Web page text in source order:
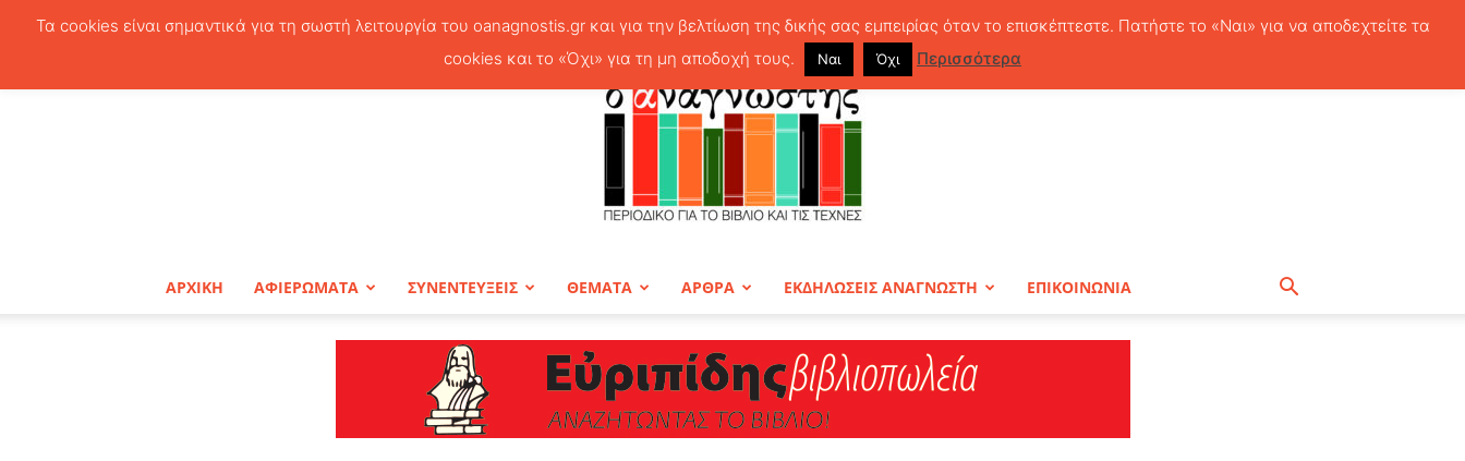
Παρασκευή, 7 Αυγούστου, 2026
ΑΡΧΙΚΗ ΑΦΙΕΡΩΜΑΤΑ ΣΥΝΕΝΤΕΥΞΕΙΣ ΘΕΜΑΤΑ ΑΡΘΡΑ ΕΚΔΗΛΩΣΕΙΣ ΑΝΑΓΝΩΣΤΗ ΕΠΙΚΟΙΝΩΝΙΑ
Τα cookies είναι σημαντικά για τη σωστή λειτουργία του oanagnostis.gr και για την βελτίωση της δικής σας εμπειρίας όταν το επισκέπτεστε. Πατήστε το «Ναι» για να αποδεχτείτε τα
cookies και το «Όχι» για τη μη αποδοχή τους.
Ναι Όχι Περισσότερα